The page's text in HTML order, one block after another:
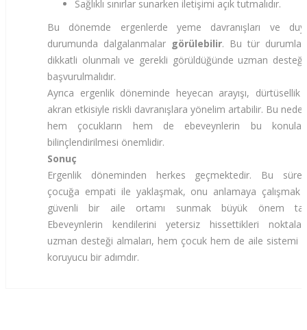
Sağlıklı sınırlar sunarken iletişimi açık tutmalıdır.
Bu dönemde ergenlerde yeme davranışları ve
durumunda dalgalanmalar görülebilir. Bu tür
dikkatli olunmalı ve gerekli görüldüğünde uzman
başvurulmalıdır.
Ayrıca ergenlik döneminde heyecan arayışı, dürtüsellik
akran etkisiyle riskli davranışlara yönelim artabilir. Bu
hem çocukların hem de ebeveynlerin bu
bilinçlendirilmesi önemlidir.
Sonuç
Ergenlik döneminden herkes geçmektedir. Bu
çocuğa empati ile yaklaşmak, onu anlamaya çalışmak
güvenli bir aile ortamı sunmak büyük önem
Ebeveynlerin kendilerini yetersiz hissettikleri
uzman desteği almaları, hem çocuk hem de aile sistemi
koruyucu bir adımdır.